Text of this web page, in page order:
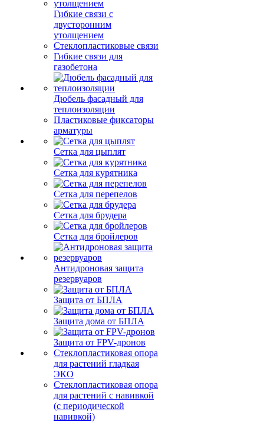
Гибкие связи с
двусторонним
утолщением
Стеклопластиковые связи
Гибкие связи для
газобетона
Дюбель фасадный для
теплоизоляции
Пластиковые фиксаторы
арматуры
Сетка для цыплят
Сетка для курятника
Сетка для перепелов
Сетка для брудера
Сетка для бройлеров
Антидроновая защита
резервуаров
Защита от БПЛА
Защита дома от БПЛА
Защита от FPV-дронов
Стеклопластиковая опора
для растений гладкая
ЭКО
Стеклопластиковая опора
для растений с навивкой
(с периодической
навивкой)